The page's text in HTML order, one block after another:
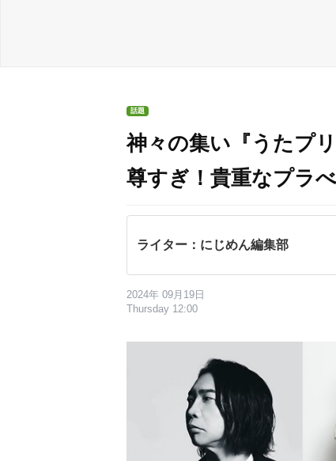
話題
神々の集い『うたプ
尊すぎ！貴重なプラ
ライター：にじめん編集部
2024年 09月19日
Thursday 12:00